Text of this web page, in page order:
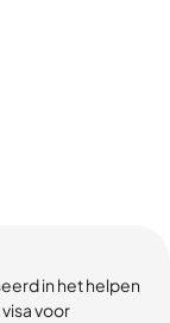
in het helpen
voor